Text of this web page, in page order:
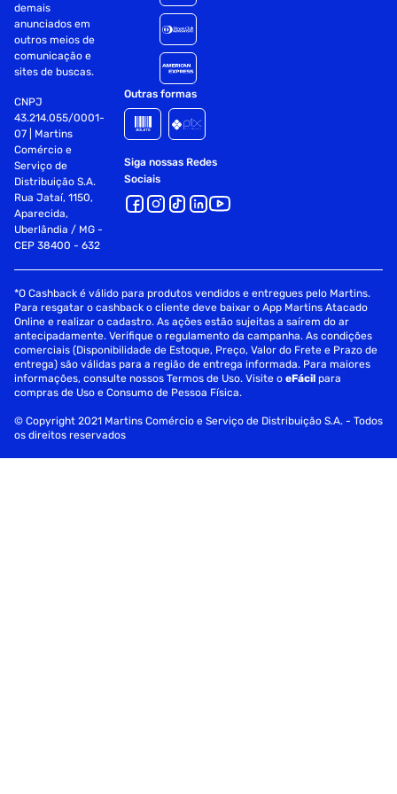
demais
anunciados em
outros meios de
comunicação e
sites de buscas.
CNPJ
43.214.055/0001-
07 | Martins
Comércio e
Serviço de
Distribuição S.A.
Rua Jataí, 1150,
Aparecida,
Uberlândia / MG -
CEP 38400 - 632
Outras formas
Siga nossas Redes
Sociais
*O Cashback é válido para produtos vendidos e entregues pelo Martins.
Para resgatar o cashback o cliente deve baixar o App Martins Atacado
Online e realizar o cadastro. As ações estão sujeitas a saírem do ar
antecipadamente. Verifique o regulamento da campanha. As condições
comerciais (Disponibilidade de Estoque, Preço, Valor do Frete e Prazo de
entrega) são válidas para a região de entrega informada. Para maiores
informações, consulte nossos Termos de Uso. Visite oeFácil para
compras de Uso e Consumo de Pessoa Física.
© Copyright 2021 Martins Comércio e Serviço de Distribuição S.A. - Todos
os direitos reservados